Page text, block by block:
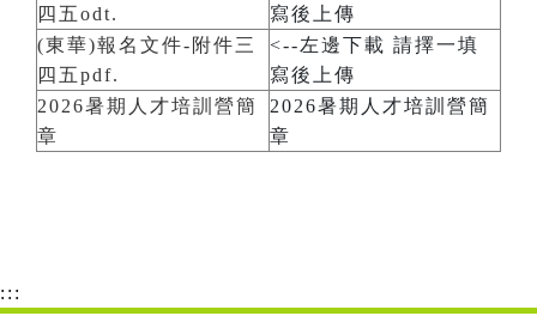
四五odt.
寫後上傳
(東華)報名文件-附件三
四五pdf.
<--左邊下載 請擇一填
寫後上傳
2026暑期人才培訓營簡
章
2026暑期人才培訓營簡
章
:::